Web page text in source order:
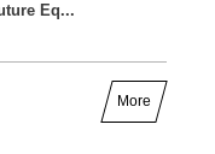
Eq...
More